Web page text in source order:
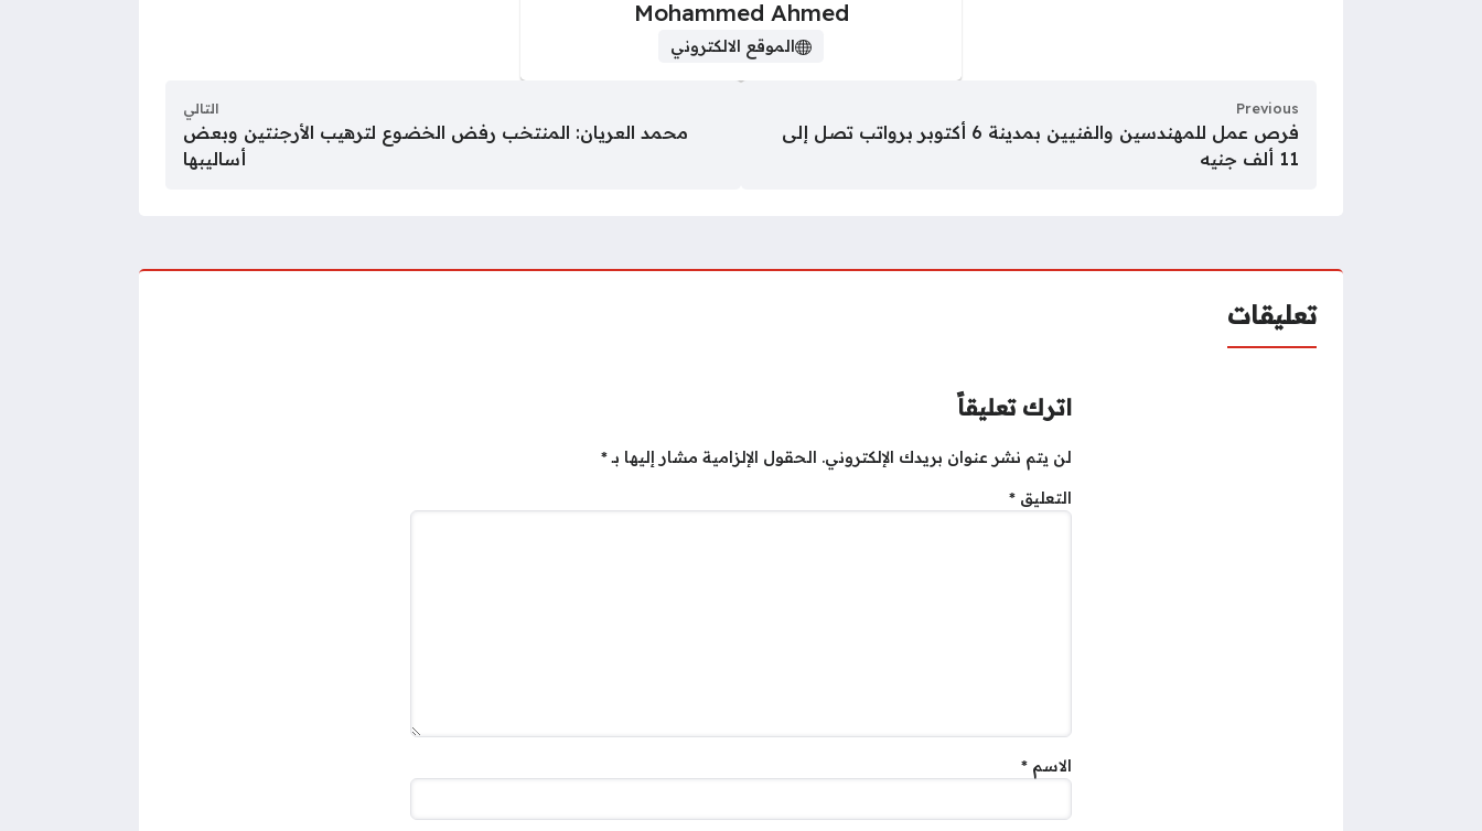
Mohammed Ahmed
الموقع الالكتروني
Previous
فرص عمل للمهندسين والفنيين بمدينة 6 أكتوبر برواتب تصل إلى
11 ألف جنيه
التالي
محمد العريان: المنتخب رفض الخضوع لترهيب الأرجنتين وبعض
أساليبها
تعليقات
اترك تعليقاً
لن يتم نشر عنوان بريدك الإلكتروني. الحقول الإلزامية مشار إليها بـ*
التعليق *
الاسم *